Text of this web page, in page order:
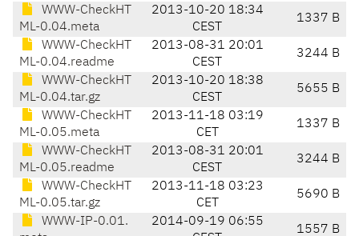
WWW-CheckHT
ML-0.04.meta
2013-10-20 18:34
CEST
1337 B
WWW-CheckHT
ML-0.04.readme
2013-08-31 20:01
CEST
3244 B
WWW-CheckHT
ML-0.04.tar.gz
2013-10-20 18:38
CEST
5655 B
WWW-CheckHT
ML-0.05.meta
2013-11-18 03:19
CET
1337 B
WWW-CheckHT
ML-0.05.readme
2013-08-31 20:01
CEST
3244 B
WWW-CheckHT
ML-0.05.tar.gz
2013-11-18 03:23
CET
5690 B
WWW-IP-0.01.
2014-09-19 06:55
1557 B